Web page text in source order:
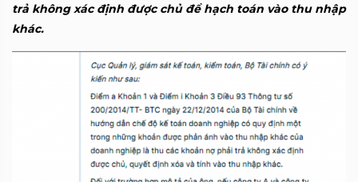
trả không xác định được chủ để hạch toán vào thu nhập
khác.